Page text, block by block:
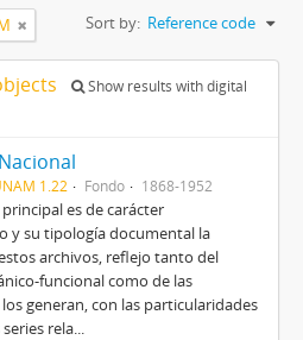
Sort by: Reference code
Show results with digital
1.22 Fondo 1868-1952
es de carácter
y su tipología documental la
archivos, reflejo tanto del
funcional como de las
generan, con las particularidades
rela...